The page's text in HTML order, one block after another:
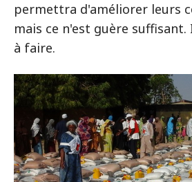
permettra d'améliorer leurs
mais ce n'est guère
à faire.